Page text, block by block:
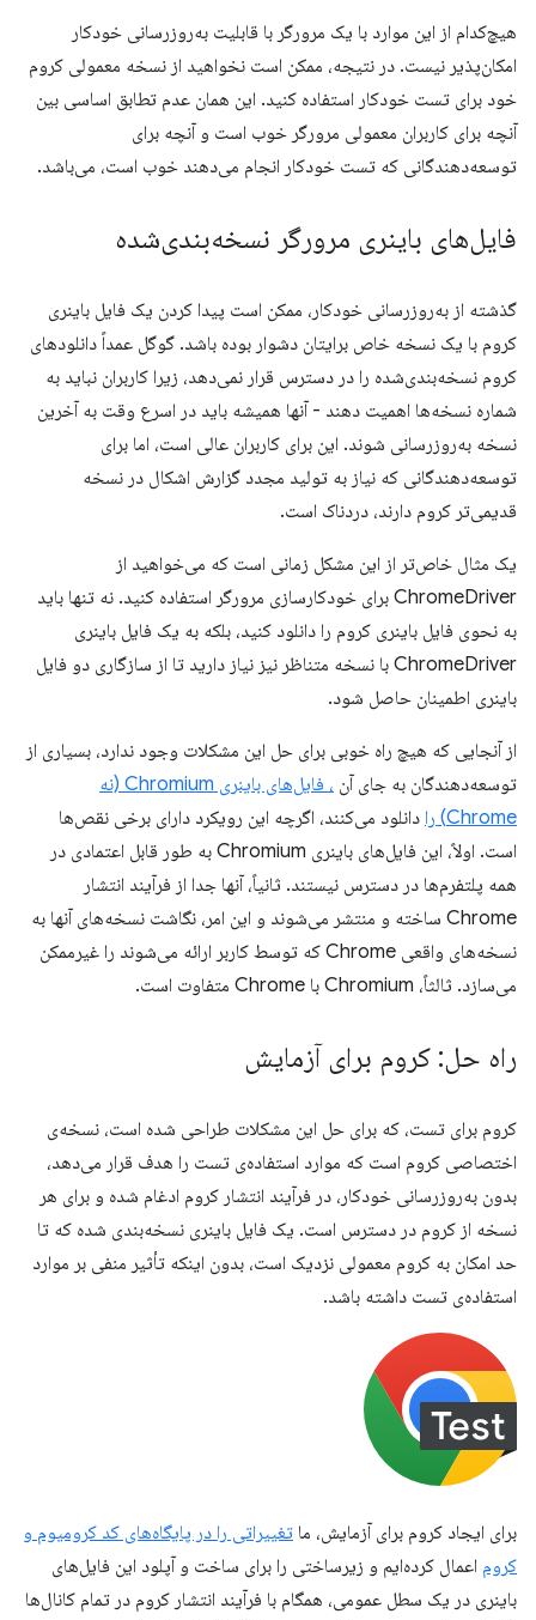
هیچ‌کدام از این موارد با یک مرورگر با قابلیت به‌روزرسانی خودکار
امکان‌پذیر نیست. در نتیجه، ممکن است نخواهید از نسخه معمولی کروم
خود برای تست خودکار استفاده کنید. این همان عدم تطابق اساسی بین
آنچه برای کاربران معمولی مرورگر خوب است و آنچه برای
توسعه‌دهندگانی که تست خودکار انجام می‌دهند خوب است، می‌باشد.
فایل‌های باینری مرورگر نسخه‌بندی‌شده
گذشته از به‌روزرسانی خودکار، ممکن است پیدا کردن یک فایل باینری
کروم با یک نسخه خاص برایتان دشوار بوده باشد. گوگل عمداً دانلودهای
کروم نسخه‌بندی‌شده را در دسترس قرار نمی‌دهد، زیرا کاربران نباید به
شماره نسخه‌ها اهمیت دهند - آنها همیشه باید در اسرع وقت به آخرین
نسخه به‌روزرسانی شوند. این برای کاربران عالی است، اما برای
توسعه‌دهندگانی که نیاز به تولید مجدد گزارش اشکال در نسخه
قدیمی‌تر کروم دارند، دردناک است.
یک مثال خاص‌تر از این مشکل زمانی است که می‌خواهید از
ChromeDriver برای خودکارسازی مرورگر استفاده کنید. نه تنها باید
به نحوی فایل باینری کروم را دانلود کنید، بلکه به یک فایل باینری
ChromeDriver با نسخه متناظر نیز نیاز دارید تا از سازگاری دو فایل
باینری اطمینان حاصل شود.
از آنجایی که هیچ راه خوبی برای حل این مشکلات وجود ندارد، بسیاری از
توسعه‌دهندگان به جای آن
، فایل‌های باینری Chromium (نه
Chrome) را
دانلود می‌کنند، اگرچه این رویکرد دارای برخی نقص‌ها
است. اولاً، این فایل‌های باینری Chromium به طور قابل اعتمادی در
همه پلتفرم‌ها در دسترس نیستند. ثانیاً، آنها جدا از فرآیند انتشار
Chrome ساخته و منتشر می‌شوند و این امر، نگاشت نسخه‌های آنها به
نسخه‌های واقعی Chrome که توسط کاربر ارائه می‌شوند را غیرممکن
می‌سازد. ثالثاً، Chromium با Chrome متفاوت است.
راه حل: کروم برای آزمایش
کروم برای تست، که برای حل این مشکلات طراحی شده است، نسخه‌ی
اختصاصی کروم است که موارد استفاده‌ی تست را هدف قرار می‌دهد،
بدون به‌روزرسانی خودکار، در فرآیند انتشار کروم ادغام شده و برای هر
نسخه از کروم در دسترس است. یک فایل باینری نسخه‌بندی شده که تا
حد امکان به کروم معمولی نزدیک است، بدون اینکه تأثیر منفی بر موارد
استفاده‌ی تست داشته باشد.
برای ایجاد کروم برای آزمایش، ما تغییراتی را در پایگاه‌های کد کرومیوم و
کروم اعمال کرده‌ایم و زیرساختی را برای ساخت و آپلود این فایل‌های
باینری در یک سطل عمومی، همگام با فرآیند انتشار کروم در تمام کانال‌ها